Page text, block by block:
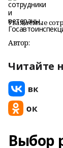
Уважаемые
Автор:
Читайте
Выбор